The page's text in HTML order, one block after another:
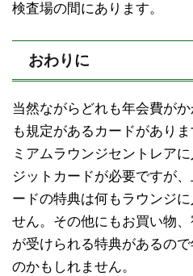
検査場の間にあります。
おわりに
当然ながらどれも年会費が
も規定があるカードがあり
ミアムラウンジセントレア
ジットカードが必要ですが
ードの特典は何もラウンジ
せん。その他にもお買い物
が受けられる特典があるの
のかもしれません。